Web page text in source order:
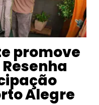
promove
Alegre